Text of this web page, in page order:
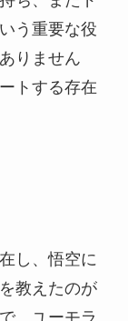
う重要な役
りません
トする存在
し、悟空に
教えたのが